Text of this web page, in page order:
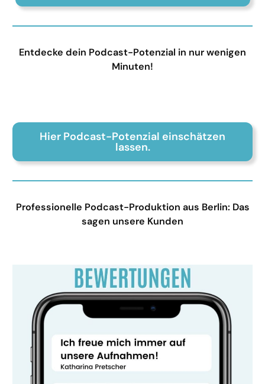
Entdecke dein Podcast-Potenzial in nur wenigen
Minuten!
Hier Podcast-Potenzial einschätzen
lassen.
Professionelle Podcast-Produktion aus Berlin: Das
sagen unsere Kunden